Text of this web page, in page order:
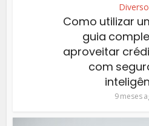
Como utilizar
guia
aproveitar
com
9 meses